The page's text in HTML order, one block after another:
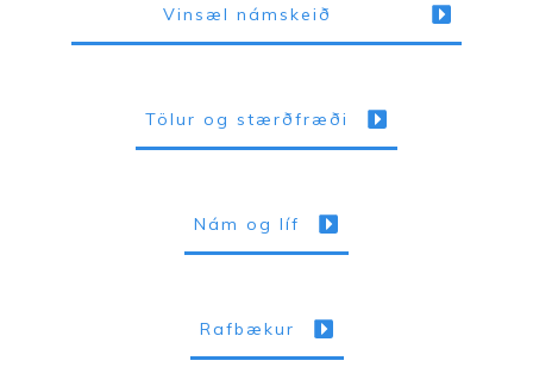
Vinsæl námskeið
Tölur og stærðfræði
Nám og líf
Rafbækur